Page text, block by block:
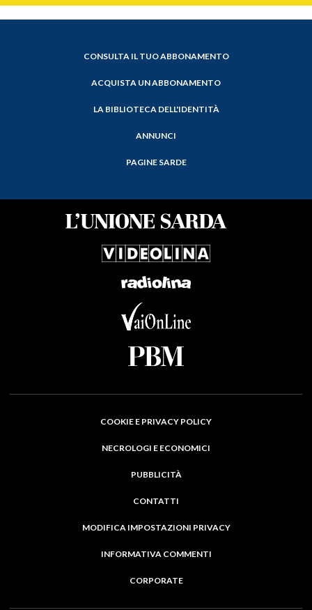
CONSULTA IL TUO ABBONAMENTO
ACQUISTA UN ABBONAMENTO
LA BIBLIOTECA DELL'IDENTITÀ
ANNUNCI
PAGINE SARDE
COOKIE E PRIVACY POLICY
NECROLOGI E ECONOMICI
PUBBLICITÀ
CONTATTI
MODIFICA IMPOSTAZIONI PRIVACY
INFORMATIVA COMMENTI
CORPORATE